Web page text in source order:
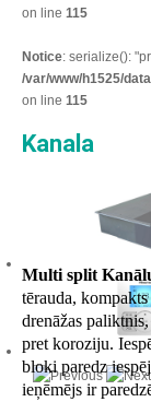
on line 115
Notice: serialize():
/var/www/h1525/
on line 115
Kanala
Multi split
tērauda,
drenāžas
pret koroziju.
bloki paredz
ieņēmējs ir